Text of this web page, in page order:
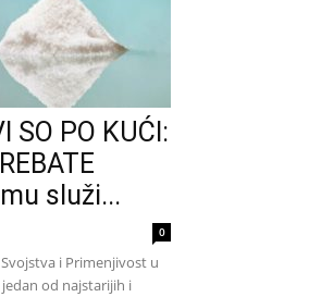
SO PO KUĆI:
služi...
0
i Primenjivost u
od najstarijih i